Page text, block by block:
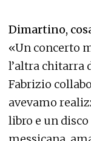
Dimartino,
«Un concerto
l’altra chitarra
Fabrizio
avevamo
libro e un disco